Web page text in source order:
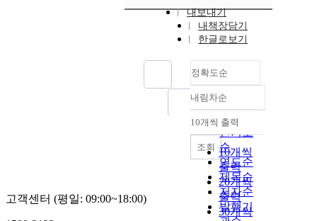
내보내기
내책장담기
한글로보기
정확도순
정확도
순
인기도
순
연도순
제목순
저자순
발행기
내림차순
내림차순
10개씩 출력
10개씩
출력
20개씩
출력
30개씩
조회
고객센터 (평일: 09:00~18:00)